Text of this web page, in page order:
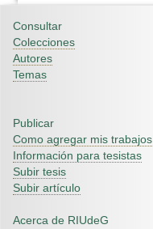
Consultar
Colecciones
Autores
Temas
Publicar
Como agregar mis trabajos
Información para tesistas
Subir tesis
Subir artículo
Acerca de RIUdeG